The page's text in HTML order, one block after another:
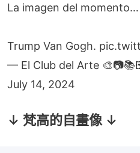
La imagen del momento…
Trump Van Gogh.
— El Club del Arte
July 14, 2024
↓ 梵高的自畫像 ↓